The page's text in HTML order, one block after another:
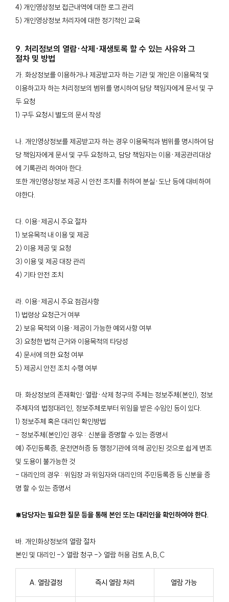
4) 개인영상정보 접근내역에 대한 로그 관리
5) 개인영상정보 처리자에 대한 정기적인 교육
9. 처리정보의 열람·삭제·재생토록 할 수 있는 사유와 그
절차 및 방법
가. 화상정보를 이용하거나 제공받고자 하는 기관 및 개인은 이용목적 및
이용하고자 하는 처리정보의 범위를 명시하여 담당 책임자에게 문서 및 구
두 요청
1) 구두 요청시 별도의 문서 작성
나. 개인영상정보를 제공받고자 하는 경우 이용목적과 범위를 명시하여 담
당 책임자에게 문서 및 구두 요청하고, 담당 책임자는 이용·제공관리대상
에 기록관리 하여아 한다.
또한 개인영상정보 제공 시 안전 조치를 취하여 분실·도난 등에 대비하여
야한다.
다. 이용·제공시 주요 절차
1) 보유목적 내 이용 및 제공
2) 이용 제공 및 요청
3) 이용 및 제공 대장 관리
4) 기타 안전 조치
라. 이용·제공시 주요 점검사항
1) 법령상 요청근거 여부
2) 보유 목적외 이용·제공이 가능한 예외사항 여부
3) 요청한 법적 근거와 이용목적의 타당성
4) 문서에 의한 요청 여부
5) 제공시 안전 조치 수행 여부
마. 화상정보의 존재확인·열람·삭제 청구의 주체는 정보주체(본인), 정보
주체자의 법정대리인, 정보주체로부터 위임을 받은 수임인 등이 있다.
1) 정보주체 혹은 대리인 확인방법
- 정보주체(본인)인 경우 : 신분을 증명할 수 있는 증명서
예) 주민등록증, 운전면허증 등 행정기관에 의해 공인된 것으로 쉽게 변조
및 도용이 불가능한 것
- 대리인의 경우 : 위임장 과 위임자와 대리인의 주민등록증 등 신분을 증
명 할 수 있는 증명서
⋇담당자는 필요한 질문 등을 통해 본인 또는 대리인을 확인하여야 한다.
바. 개인화상정보의 열람 절차
본인 및 대리인 -> 열람 청구 -> 열람 허용 검토 A,B,C
A. 열람결정 즉시 열람 처리 열람 가능